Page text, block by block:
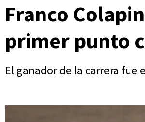
Franco
primer punto
El ganador de la carrera